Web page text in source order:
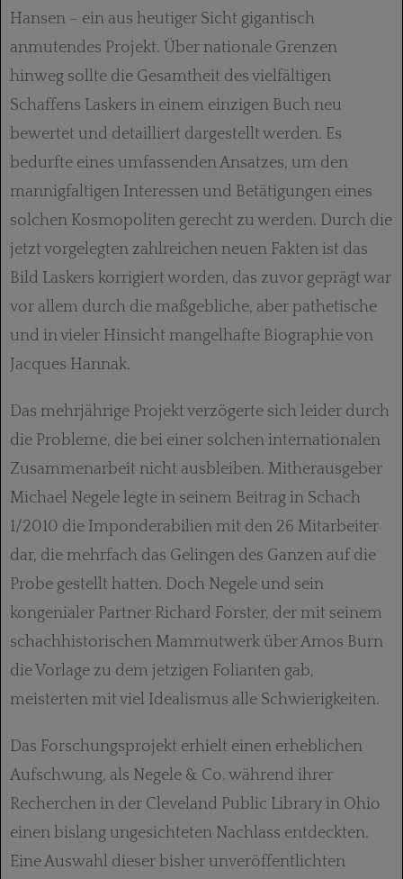
Hansen – ein aus heutiger Sicht gigantisch
anmutendes Projekt. Über nationale Grenzen
hinweg sollte die Gesamtheit des vielfältigen
Schaffens Laskers in einem einzigen Buch neu
bewertet und detailliert dargestellt werden. Es
bedurfte eines umfassenden Ansatzes, um den
mannigfaltigen Interessen und Betätigungen eines
solchen Kosmopoliten gerecht zu werden. Durch die
jetzt vorgelegten zahlreichen neuen Fakten ist das
Bild Laskers korrigiert worden, das zuvor geprägt war
vor allem durch die maßgebliche, aber pathetische
und in vieler Hinsicht mangelhafte Biographie von
Jacques Hannak.
Das mehrjährige Projekt verzögerte sich leider durch
die Probleme, die bei einer solchen internationalen
Zusammenarbeit nicht ausbleiben. Mitherausgeber
Michael Negele legte in seinem Beitrag in Schach
1/2010 die Imponderabilien mit den 26 Mitarbeiter
dar, die mehrfach das Gelingen des Ganzen auf die
Probe gestellt hatten. Doch Negele und sein
kongenialer Partner Richard Forster, der mit seinem
schachhistorischen Mammutwerk über Amos Burn
die Vorlage zu dem jetzigen Folianten gab,
meisterten mit viel Idealismus alle Schwierigkeiten.
Das Forschungsprojekt erhielt einen erheblichen
Aufschwung, als Negele & Co. während ihrer
Recherchen in der Cleveland Public Library in Ohio
einen bislang ungesichteten Nachlass entdeckten.
Eine Auswahl dieser bisher unveröffentlichten